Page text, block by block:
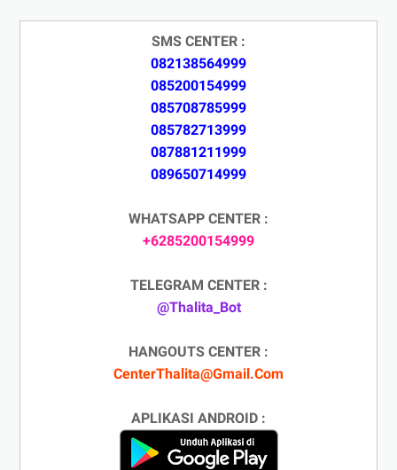
SMS CENTER :
082138564999
085200154999
085708785999
085782713999
087881211999
089650714999
WHATSAPP CENTER :
+6285200154999
TELEGRAM CENTER :
@Thalita_Bot
HANGOUTS CENTER :
CenterThalita@Gmail.Com
APLIKASI ANDROID :